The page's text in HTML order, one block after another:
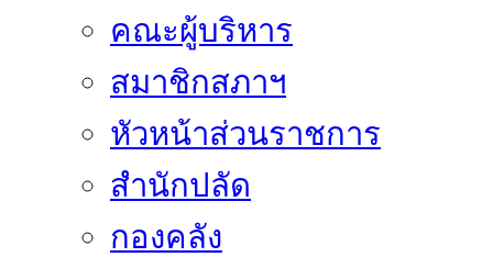
คณะผู้บริหาร
สมาชิกสภาฯ
หัวหน้าส่วนราชการ
สำนักปลัด
กองคลัง